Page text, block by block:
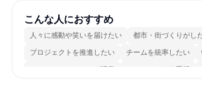
こんな人におすすめ
人々に感動や笑いを届けたい 都市・街づくりがし
プロジェクトを推進したい チームを統率したい
コミュニケーションが活発 チームワークを重視